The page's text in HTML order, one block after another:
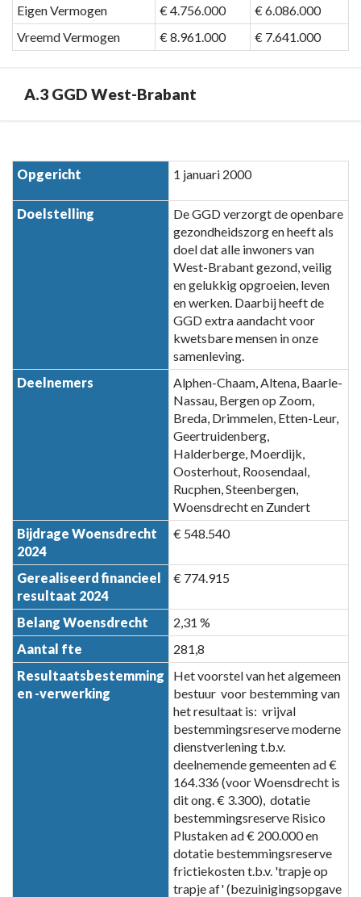
Eigen Vermogen
€ 4.756.000
€ 6.086.000
Vreemd Vermogen
€ 8.961.000 € 7.641.000
A.3 GGD West-Brabant
naar
navigatie
Paragraaf
Brabant
Opgericht 1 januari 2000
Doelstelling
De GGD verzorgt de openbare
gezondheidszorg en heeft als
doel dat alle inwoners van
West-Brabant gezond, veilig
en gelukkig opgroeien, leven
en werken. Daarbij heeft de
GGD extra aandacht voor
kwetsbare mensen in onze
samenleving.
Deelnemers
Alphen-Chaam, Altena, Baarle-
Nassau, Bergen op Zoom,
Breda, Drimmelen, Etten-Leur,
Geertruidenberg,
Halderberge, Moerdijk,
Oosterhout, Roosendaal,
Rucphen, Steenbergen,
Woensdrecht en Zundert
Bijdrage Woensdrecht
2024
€ 548.540
Gerealiseerd financieel
resultaat 2024
€ 774.915
Belang Woensdrecht
2,31 %
Aantal fte
281,8
Resultaatsbestemming
en -verwerking
Het voorstel van het algemeen
bestuur voor bestemming van
het resultaat is: vrijval
bestemmingsreserve moderne
dienstverlening t.b.v.
deelnemende gemeenten ad €
164.336 (voor Woensdrecht is
dit ong. € 3.300), dotatie
bestemmingsreserve Risico
Plustaken ad € 200.000 en
dotatie bestemmingsreserve
frictiekosten t.b.v. 'trapje op
trapje af' (bezuinigingsopgave